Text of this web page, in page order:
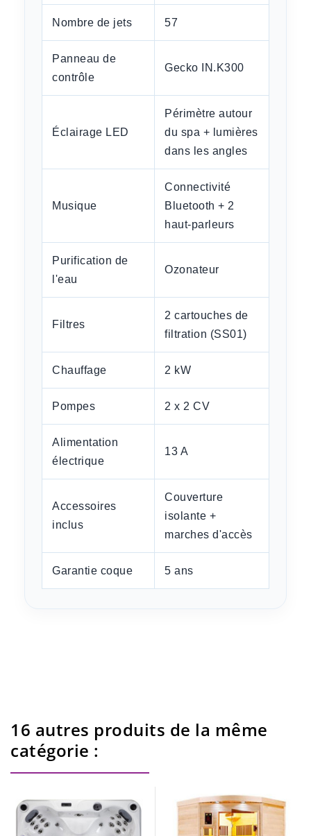
Nombre de jets 57
Panneau de
contrôle
Gecko IN.K300
Éclairage LED
Périmètre autour
du spa + lumières
dans les angles
Musique
Connectivité
Bluetooth + 2
haut-parleurs
Purification de
l'eau
Ozonateur
Filtres
2 cartouches de
filtration (SS01)
Chauffage 2 kW
Pompes 2 x 2 CV
Alimentation
électrique
13 A
Accessoires
inclus
Couverture
isolante +
marches d'accès
Garantie coque 5 ans
16 autres produits de la même
catégorie :